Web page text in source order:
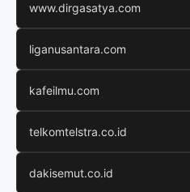
www.dirgasatya.com
liganusantara.com
kafeilmu.com
telkomtelstra.co.id
dakisemut.co.id